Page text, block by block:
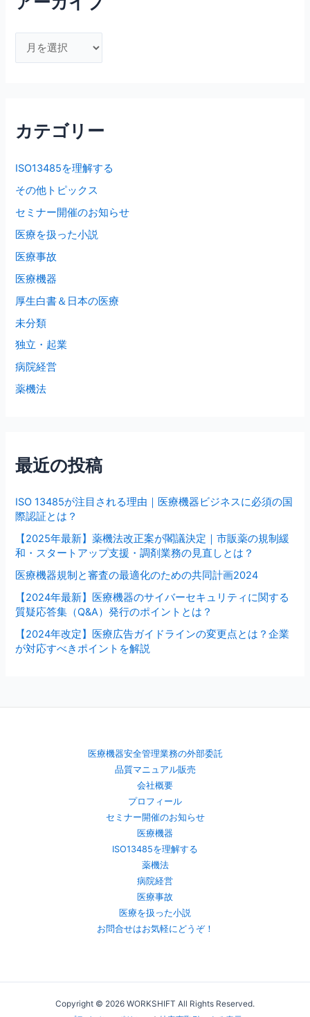
ー
ブ
カテゴリー
ISO13485を理解する
その他トピックス
セミナー開催のお知らせ
医療を扱った小説
医療事故
医療機器
厚生白書＆日本の医療
未分類
独立・起業
病院経営
薬機法
最近の投稿
ISO 13485が注目される理由｜医療機器ビジネスに必須の国
際認証とは？
【2025年最新】薬機法改正案が閣議決定｜市販薬の規制緩
和・スタートアップ支援・調剤業務の見直しとは？
医療機器規制と審査の最適化のための共同計画2024
【2024年最新】医療機器のサイバーセキュリティに関する
質疑応答集（Q&A）発行のポイントとは？
【2024年改定】医療広告ガイドラインの変更点とは？企業
が対応すべきポイントを解説
医療機器安全管理業務の外部委託
品質マニュアル販売
会社概要
プロフィール
セミナー開催のお知らせ
医療機器
ISO13485を理解する
薬機法
病院経営
医療事故
医療を扱った小説
お問合せはお気軽にどうぞ！
Copyright © 2026 WORKSHIFT All Rights Reserved.